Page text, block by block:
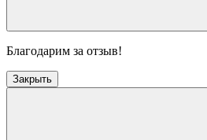
Благодарим за отзыв!
Закрыть